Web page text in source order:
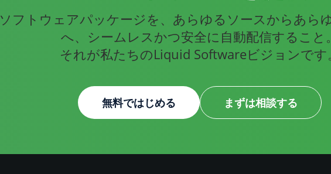
ソフトウェアパッケージを、あらゆるソースからあら
へ、シームレスかつ安全に自動配信すること。
それが私たちのLiquid Softwareビジョンです。
無料ではじめる まずは相談する